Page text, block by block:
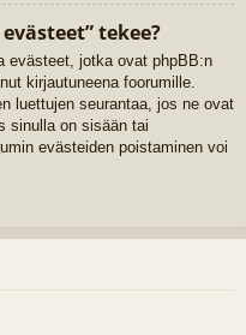
tekee?
evästeet, jotka ovat phpBB:n
kirjautuneena foorumille.
luettujen seurantaa, jos ne ovat
sinulla on sisään tai
evästeiden poistaminen voi